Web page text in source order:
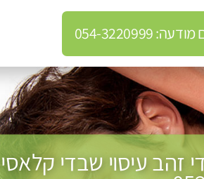
054-3220999
זהב עיסוי שבדי קלאסי